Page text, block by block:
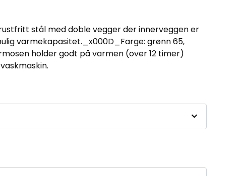
stål med doble vegger der innerveggen er
varmekapasitet._x000D_Farge: grønn 65,
holder godt på varmen (over 12 timer)